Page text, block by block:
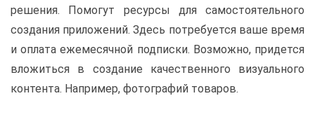
решения. Помогут ресурсы для самостоятельного
создания приложений. Здесь потребуется ваше время
и оплата ежемесячной подписки. Возможно, придется
вложиться в создание качественного визуального
контента. Например, фотографий товаров.